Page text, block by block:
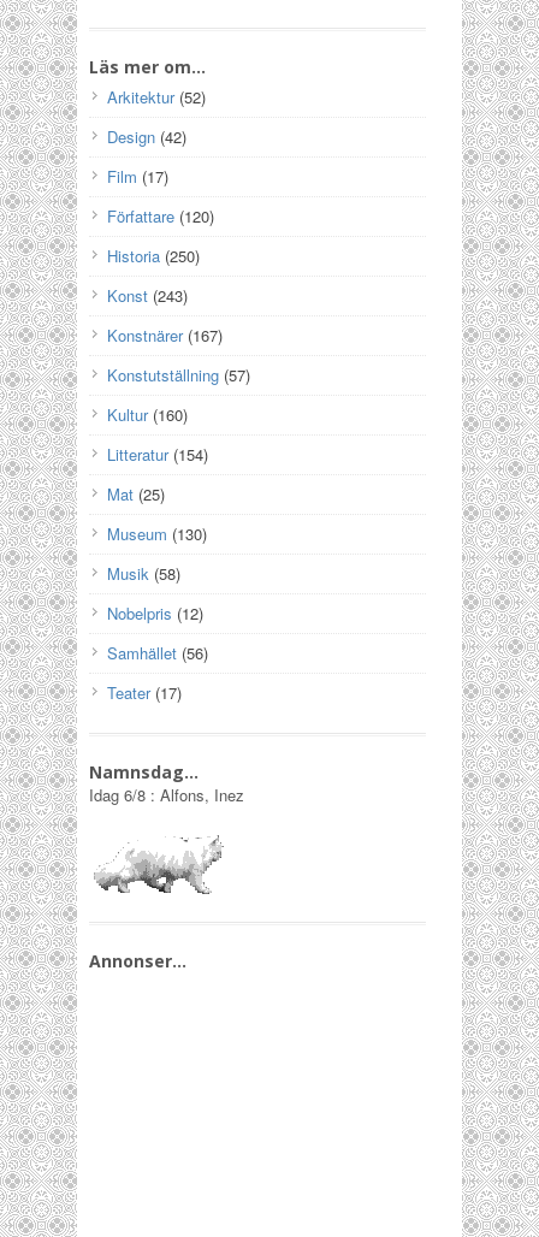
Läs mer om…
Arkitektur(52)
Design (42)
Film (17)
Författare (120)
Historia (250)
Konst (243)
Konstnärer(167)
Konstutställning (57)
Kultur(160)
Litteratur(154)
Mat (25)
Museum (130)
Musik (58)
Nobelpris (12)
Samhället (56)
Teater(17)
Namnsdag…
Idag 6/8 : Alfons, Inez
Annonser…